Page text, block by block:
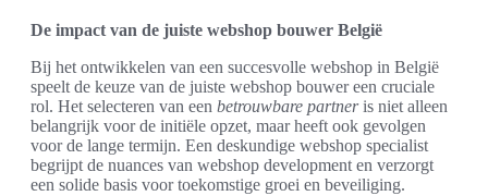
De impact van de juiste webshop bouwer België
Bij het ontwikkelen van een succesvolle webshop in België
speelt de keuze van de juiste webshop bouwer een cruciale
rol. Het selecteren van een betrouwbare partneris niet alleen
belangrijk voor de initiële opzet, maar heeft ook gevolgen
voor de lange termijn. Een deskundige webshop specialist
begrijpt de nuances van webshop development en verzorgt
een solide basis voor toekomstige groei en beveiliging.